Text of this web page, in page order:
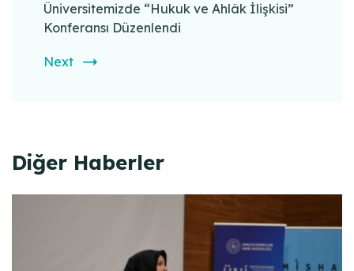
Üniversitemizde “Hukuk ve Ahlâk İlişkisi”
Konferansı Düzenlendi
Next
Diğer Haberler